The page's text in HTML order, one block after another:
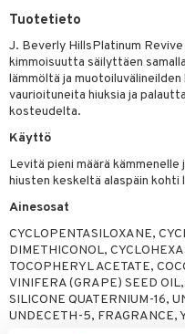
Tuotetieto
J. Beverly HillsPlatinum
kimmoisuutta säilyttäen
lämmöltä ja
vaurioituneita hiuksia ja
kosteudelta.
Käyttö
Levitä pieni määrä
hiusten keskeltä alaspäin kohti
Ainesosat
CYCLOPENTASILOXANE,
DIMETHICONOL,
TOCOPHERYL ACETATE,
VINIFERA (GRAPE) SEED
SILICONE QUATERNIUM-16,
UNDECETH-5, FRAGRANCE,
iho
iho
Päivävoide
hoito
/ Kajaali
&
Set
tuotteet
hoito
poisto
hoito
& saippuat
tuotteet
& Viikset
shave balm
shave lotion
de cologne
de toilette
tuotteet
poisto
hoito
& saippuat
10
1: Puhdistus
2: Kirkastus
3: Kosteutus
ja Vartalonhoito